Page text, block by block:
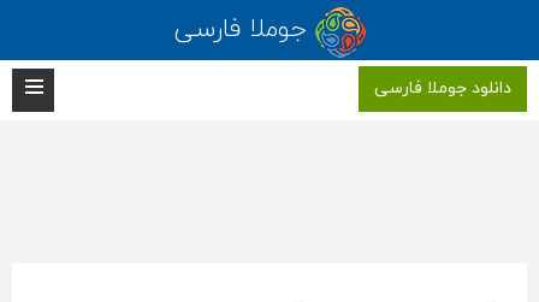
جوملا فارسی
دانلود جوملا فارسی